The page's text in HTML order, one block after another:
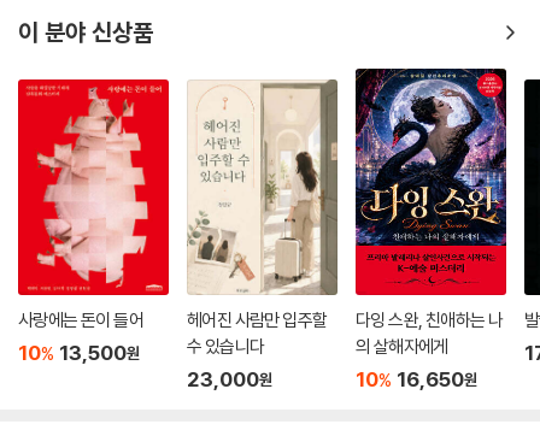
이 분야 신상품
사랑에는 돈이 들어
10% 13,500원
헤어진 사람만 입주할
수 있습니다
23,000원
다잉 스완, 친애하는 나
의 살해자에게
10% 16,650원